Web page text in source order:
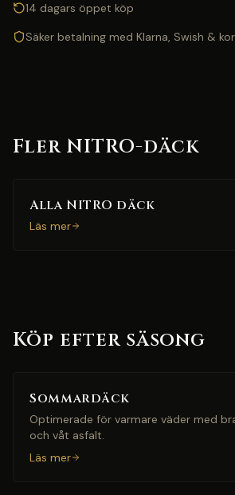
14 dagars öppet köp
Säker betalning med Klarna, Swish &
Fler NITRO-däck
Alla NITRO däck
Läs mer
Köp efter säsong
Sommardäck
Optimerade för varmare väder med
och våt asfalt.
Läs mer